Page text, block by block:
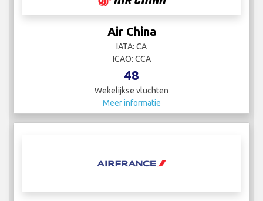
Air China
IATA: CA
ICAO: CCA
48
Wekelijkse vluchten
Meer informatie